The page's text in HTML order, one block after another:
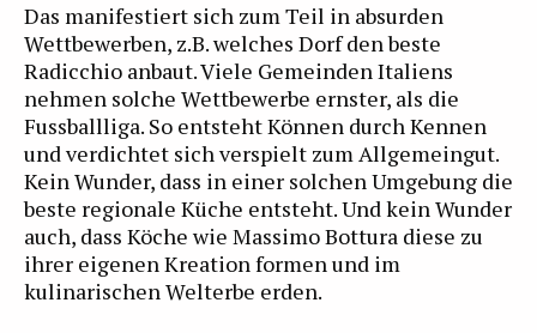
Das manifestiert sich zum Teil in absurden
Wettbewerben, z.B. welches Dorf den beste
Radicchio anbaut. Viele Gemeinden Italiens
nehmen solche Wettbewerbe ernster, als die
Fussballliga. So entsteht Können durch Kennen
und verdichtet sich verspielt zum Allgemeingut.
Kein Wunder, dass in einer solchen Umgebung die
beste regionale Küche entsteht. Und kein Wunder
auch, dass Köche wie Massimo Bottura diese zu
ihrer eigenen Kreation formen und im
kulinarischen Welterbe erden.